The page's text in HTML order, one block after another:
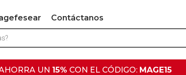
Contáctanos
UN 15% CON EL CÓDIGO: MAGE15